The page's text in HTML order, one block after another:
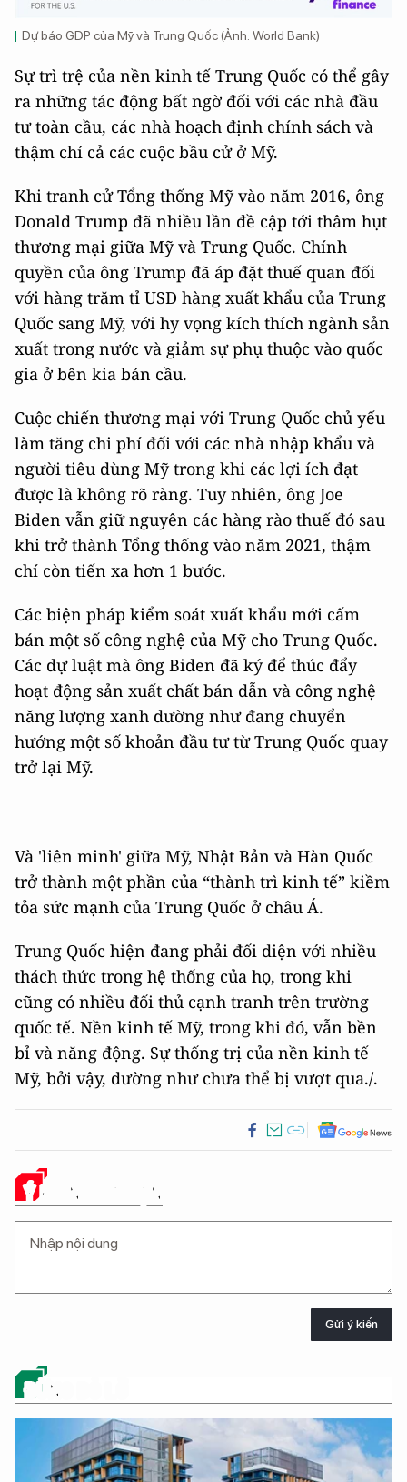
Dự báo GDP của Mỹ và Trung Quốc (Ảnh: World Bank)
Sự trì trệ của nền kinh tế Trung Quốc có thể gây
ra những tác động bất ngờ đối với các nhà đầu
tư toàn cầu, các nhà hoạch định chính sách và
thậm chí cả các cuộc bầu cử ở Mỹ.
Khi tranh cử Tổng thống Mỹ vào năm 2016, ông
Donald Trump đã nhiều lần đề cập tới thâm hụt
thương mại giữa Mỹ và Trung Quốc. Chính
quyền của ông Trump đã áp đặt thuế quan đối
với hàng trăm tỉ USD hàng xuất khẩu của Trung
Quốc sang Mỹ, với hy vọng kích thích ngành sản
xuất trong nước và giảm sự phụ thuộc vào quốc
gia ở bên kia bán cầu.
Cuộc chiến thương mại với Trung Quốc chủ yếu
làm tăng chi phí đối với các nhà nhập khẩu và
người tiêu dùng Mỹ trong khi các lợi ích đạt
được là không rõ ràng. Tuy nhiên, ông Joe
Biden vẫn giữ nguyên các hàng rào thuế đó sau
khi trở thành Tổng thống vào năm 2021, thậm
chí còn tiến xa hơn 1 bước.
Các biện pháp kiểm soát xuất khẩu mới cấm
bán một số công nghệ của Mỹ cho Trung Quốc.
Các dự luật mà ông Biden đã ký để thúc đẩy
hoạt động sản xuất chất bán dẫn và công nghệ
năng lượng xanh dường như đang chuyển
hướng một số khoản đầu tư từ Trung Quốc quay
trở lại Mỹ.
Và 'liên minh' giữa Mỹ, Nhật Bản và Hàn Quốc
trở thành một phần của “thành trì kinh tế” kiềm
tỏa sức mạnh của Trung Quốc ở châu Á.
Trung Quốc hiện đang phải đối diện với nhiều
thách thức trong hệ thống của họ, trong khi
cũng có nhiều đối thủ cạnh tranh trên trường
quốc tế. Nền kinh tế Mỹ, trong khi đó, vẫn bền
bỉ và năng động. Sự thống trị của nền kinh tế
Mỹ, bởi vậy, dường như chưa thể bị vượt qua./.
Ý KIẾN CỦA BẠN
Gửi ý kiến
ĐỪNG BỎ LỠ